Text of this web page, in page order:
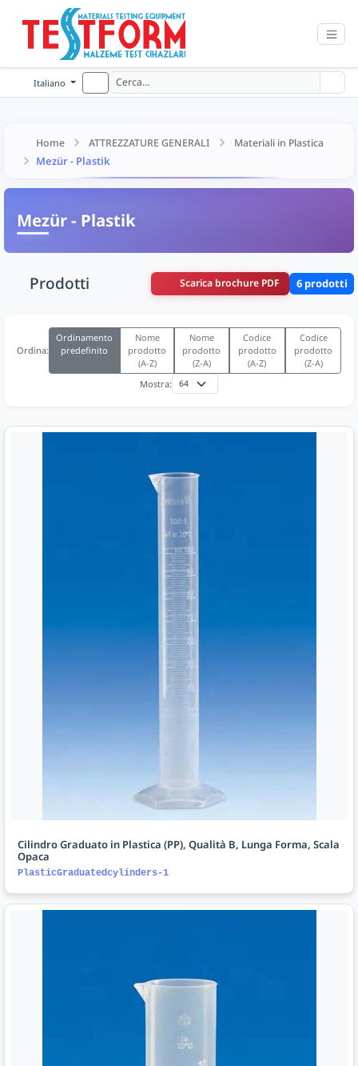
Italiano
Home ATTREZZATURE GENERALI Materiali in Plastica
Mezür - Plastik
Mezür - Plastik
Prodotti Scarica brochure PDF 6 prodotti
Ordina:
Ordinamento
predefinito
Nome
prodotto
(A-Z)
Nome
prodotto
(Z-A)
Codice
prodotto
(A-Z)
Codice
prodotto
(Z-A)
Mostra:
Cilindro Graduato in Plastica (PP), Qualità B, Lunga Forma, Scala
Opaca
PlasticGraduatedcylinders-1